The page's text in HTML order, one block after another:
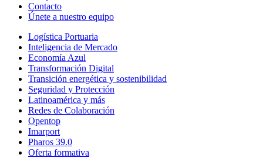
Contacto
Únete a nuestro equipo
Logística Portuaria
Inteligencia de Mercado
Economía Azul
Transformación Digital
Transición energética y sostenibilidad
Seguridad y Protección
Latinoamérica y más
Redes de Colaboración
Opentop
Imarport
Pharos 39.0
Oferta formativa